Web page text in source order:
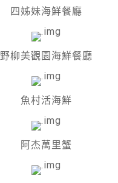
四姊妹海鮮餐廳
野柳美觀園海鮮餐廳
魚村活海鮮
阿杰萬里蟹